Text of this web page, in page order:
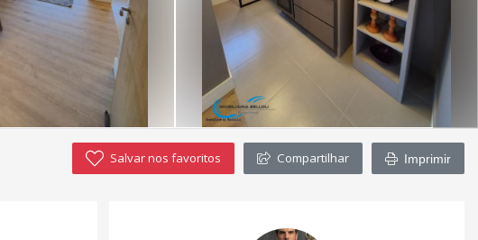
Salvar nos favoritos Compartilhar Imprimir